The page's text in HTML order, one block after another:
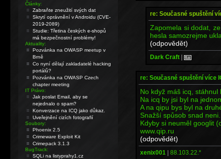
re: Současné spuštění
Zapomela si dodat,
hesla samozrejme
(odpovědět)
Dark Craft |
re: Současné spuštění více
No když máš icq, stáhnul
Na icq by jsi byl na
A na qipu bys byl na
Snažší spůsob snad neni.
Kdyby si neuměl googlit
www.qip.ru
(odpovědět)
xenix001 | 88.103.22.*
Články:
Zabraňte zneužití svých dat
Skrytí oprávnění v Androidu (CVE-
2019-2089)
Studie: Třetina českých e-shopů
má bezpečnostní problémy!
Aktuality:
Pozvánka na OWASP meetup v
Brně
Co nyní dělají zakladatelé hacking
portálů?
Pozvánka na OWASP Czech
chapter meeting
IT Právo:
Jak poslat Email, aby se
nejednalo o spam?
Konverzace na ICQ jako důkaz.
Uveřejnění cizích fotografií
Soubory:
Phoenix 2.5
Crimeware Exploit Kit
Crimepack 3.1.3
BugTrack:
SQLi na listyprahy1.cz